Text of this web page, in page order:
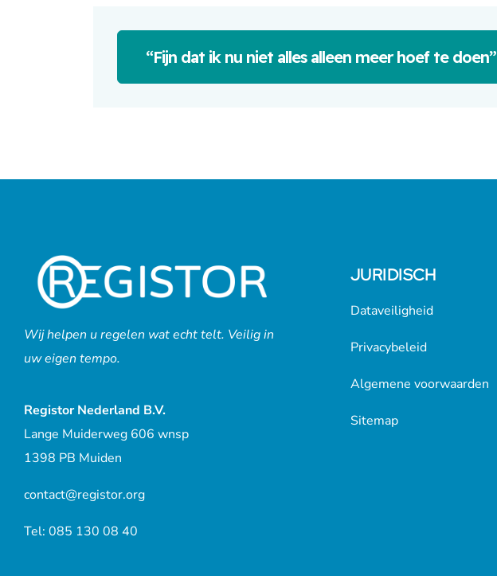
“Fijn dat ik nu niet alles alleen meer hoef te doen”
Wij helpen u regelen wat echt telt. Veilig in
uw eigen tempo.
Registor Nederland B.V.
Lange Muiderweg 606 wnsp
1398 PB Muiden
contact@registor.org
Tel: 085 130 08 40
JURIDISCH
Dataveiligheid
Privacybeleid
Algemene voorwaarden
Sitemap